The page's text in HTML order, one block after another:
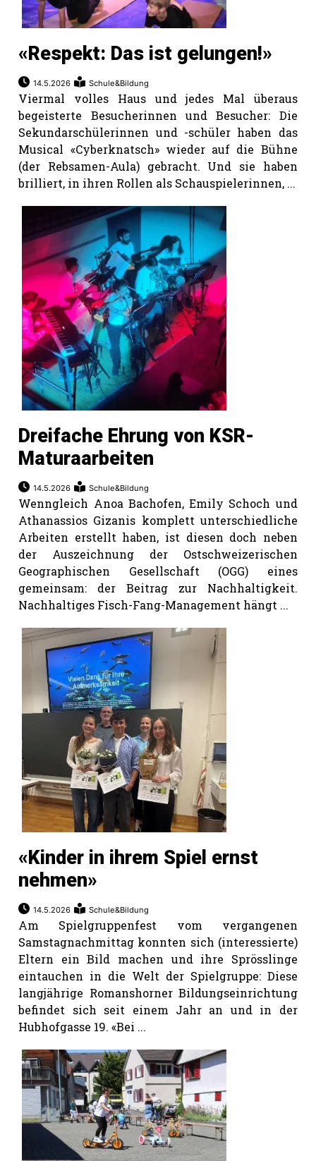
«Respekt: Das ist gelungen!»
14.5.2026 Schule&Bildung
Viermal volles Haus und jedes Mal überaus
begeisterte Besucherinnen und Besucher: Die
Sekundarschülerinnen und -schüler haben das
Musical «Cyberknatsch» wieder auf die Bühne
(der Rebsamen-Aula) gebracht. Und sie haben
brilliert, in ihren Rollen als Schauspielerinnen, ...
Dreifache Ehrung von KSR-
Maturaarbeiten
14.5.2026 Schule&Bildung
Wenngleich Anoa Bachofen, Emily Schoch und
Athanassios Gizanis komplett unterschiedliche
Arbeiten erstellt haben, ist diesen doch neben
der Auszeichnung der Ostschweizerischen
Geographischen Gesellschaft (OGG) eines
gemeinsam: der Beitrag zur Nachhaltigkeit.
Nachhaltiges Fisch-Fang-Management hängt ...
«Kinder in ihrem Spiel ernst
nehmen»
14.5.2026 Schule&Bildung
Am Spielgruppenfest vom vergangenen
Samstagnachmittag konnten sich (interessierte)
Eltern ein Bild machen und ihre Sprösslinge
eintauchen in die Welt der Spielgruppe: Diese
langjährige Romanshorner Bildungseinrichtung
befindet sich seit einem Jahr an und in der
Hubhofgasse 19. «Bei ...